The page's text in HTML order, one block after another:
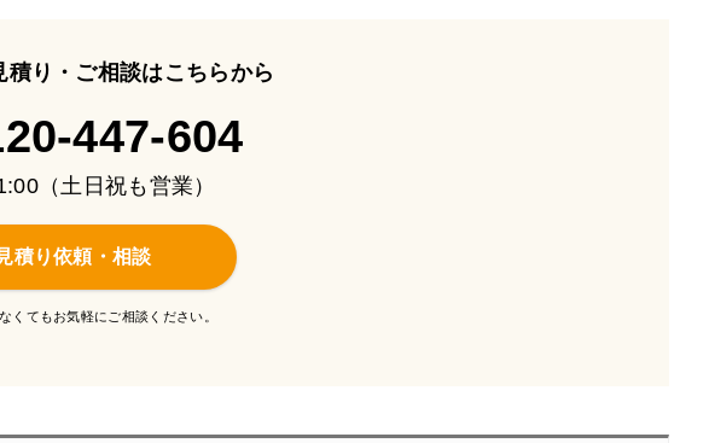
積り・ご相談はこちらから
447-604
（土日祝も営業）
積り依頼・相談
くてもお気軽にご相談ください。